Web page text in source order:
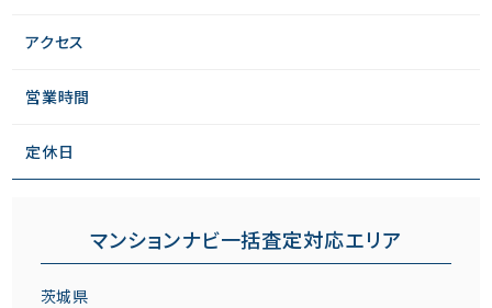
アクセス
営業時間
定休日
マンションナビ一括査定対応エリア
茨城県